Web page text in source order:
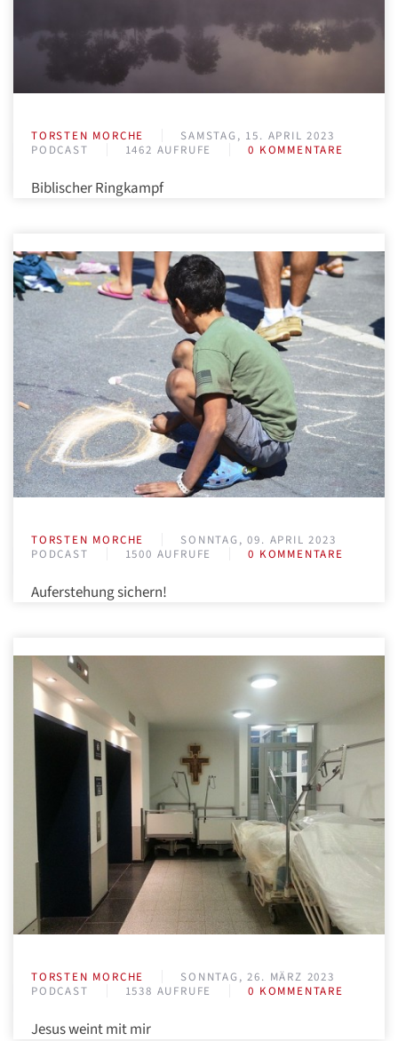
TORSTEN MORCHE
SAMSTAG, 15. APRIL 2023
PODCAST
1462 AUFRUFE 0 KOMMENTARE
Biblischer Ringkampf
TORSTEN MORCHE
SONNTAG, 09. APRIL 2023
PODCAST
1500 AUFRUFE 0 KOMMENTARE
Auferstehung sichern!
TORSTEN MORCHE
SONNTAG, 26. MÄRZ 2023
PODCAST
1538 AUFRUFE 0 KOMMENTARE
Jesus weint mit mir